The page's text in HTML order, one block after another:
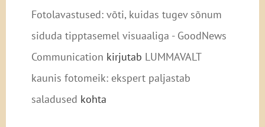
Fotolavastused: võti, kuidas tugev sõnum
siduda tipptasemel visuaaliga - GoodNews
Communication kirjutab LUMMAVALT
kaunis fotomeik: ekspert paljastab
saladused kohta